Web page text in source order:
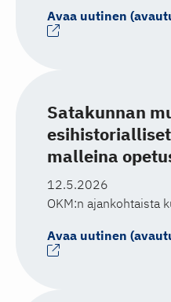
Avaa uutinen
Satakunnan
malleina
12.5.2026
OKM:n ajankohtaista
Avaa uutinen